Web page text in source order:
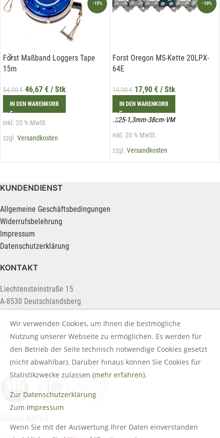
-15%
Forst Maßband Loggers Tape
15m
54,90€ 46,67 € / Stk
IN DEN WARENKORB
inkl. 20 % MwSt.
zzgl. Versandkosten
-10%
Forst Oregon MS-Kette 20LPX-
64E
19,90€ 17,90 € / Stk
IN DEN WARENKORB
.325-1,3mm-38cm-VM
inkl. 20 % MwSt.
zzgl. Versandkosten
KUNDENDIENST
Allgemeine Geschäftsbedingungen
Widerrufsbelehrung
Impressum
Datenschutzerklärung
KONTAKT
Liechtensteinstraße 15
A-8530 Deutschlandsberg
T. +43 (0) 3462 2222
info@holztreff.at
Wir verwenden Cookies, um Ihnen die bestmögliche
Nutzung unserer Webseite zu ermöglichen. Es werden für
den Betrieb der Seite technisch notwendige Cookies gesetzt
(nicht abwählbar). Darüber hinaus können Sie Cookies für
Statistikzwecke zulassen (mehr erfahren).
Zur Datenschutzerklärung
Zum Impressum
Wenn Sie mit der Auswertung Ihrer Daten einverstanden